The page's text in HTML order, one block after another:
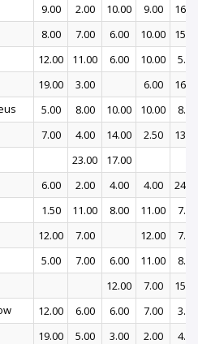
9.00 2.00 10.00 9.00
8.00 7.00 6.00 10.00
12.00 11.00 6.00 10.00
5.00
19.00 3.00 6.00
5.00 8.00 10.00 10.00
8.00
7.00 4.00 14.00 2.50
23.00
17.00
6.00 2.00 4.00 4.00
1.50 11.00 8.00 11.00
7.00
12.00 7.00 12.00
7.00
5.00 7.00 6.00 11.00
8.00
12.00 7.00
12.00 6.00 6.00 7.00
3.00
19.00 5.00 3.00 2.00
4.00